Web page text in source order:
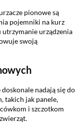
pionowe są
pojemniki na kurz
urządzenia
swoją
nadają się do
takich jak panele,
i szczotkom